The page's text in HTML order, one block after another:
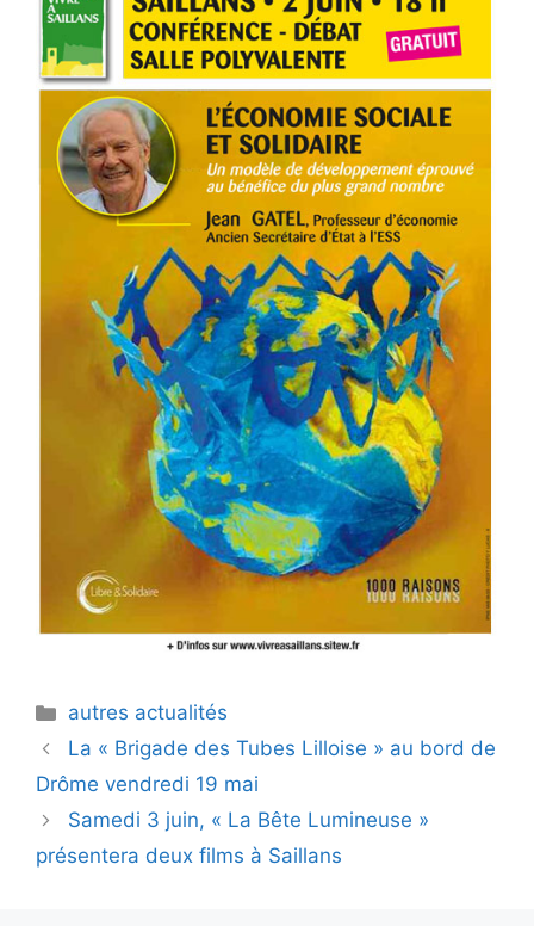
Catégories
autres actualités
La « Brigade des Tubes Lilloise » au bord de
Drôme vendredi 19 mai
Samedi 3 juin, « La Bête Lumineuse »
présentera deux films à Saillans